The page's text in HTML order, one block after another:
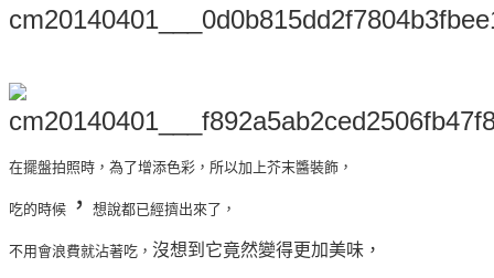
在擺盤拍照時，為了增添色彩，所以加上芥末醬裝飾，
吃的時候 ， 想說都已經擠出來了，
不用會浪費就沾著吃， 沒想到它竟然變得更加美味，